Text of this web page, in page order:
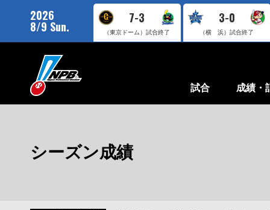
2026
8/9 Sun.
7-3
（東京ドーム）試合終了
3-0
（横 浜）試合終了
試合 成績・
シーズン成績